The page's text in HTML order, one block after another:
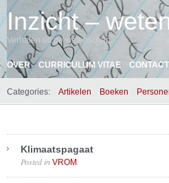
Inzicht –
Verhalen uit de wetenschap
OVER CURRICULUM VITAE CONTACT
Categories: Artikelen Boeken
Klimaatspagaat
Posted in VROM